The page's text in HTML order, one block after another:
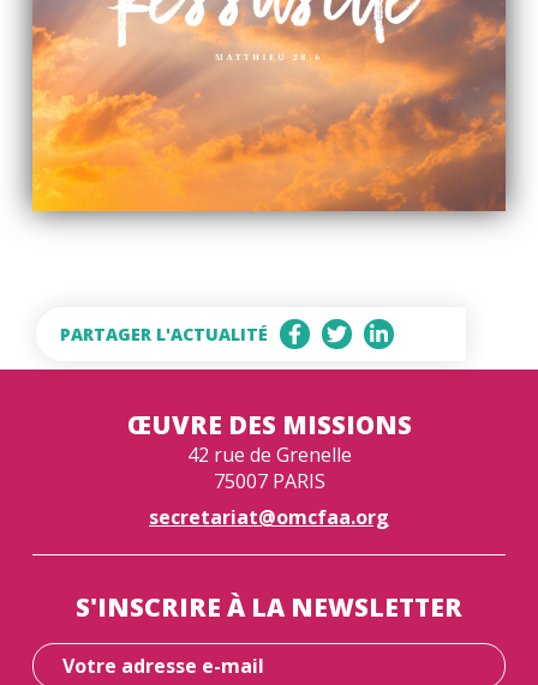
PARTAGER L'ACTUALITÉ
S'INSCRIRE À LA NEWSLETTER
ŒUVRE DES MISSIONS
42 rue de Grenelle
75007 PARIS
secretariat@omcfaa.org